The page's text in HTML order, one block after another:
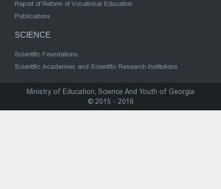
Report of Reform of Vocational Education
Publications
SCIENCE
Scientific Foundations
Scientific Academies and Scientific Research Institutions
Ministry of Education, Science And Youth of Georgia
© 2015 - 2016